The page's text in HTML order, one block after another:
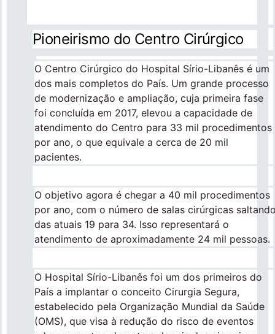
Profissionais da saúde
Pioneirismo do Centro Cirúrgico
O Centro Cirúrgico do Hospital Sírio-Libanês é um
dos mais completos do País. Um grande processo
de modernização e ampliação, cuja primeira fase
foi concluída em 2017, elevou a capacidade de
atendimento do Centro para 33 mil procedimentos
por ano, o que equivale a cerca de 20 mil
pacientes.
O objetivo agora é chegar a 40 mil procedimentos
por ano, com o número de salas cirúrgicas
das atuais 19 para 34. Isso representará o
atendimento de aproximadamente 24 mil pessoas.
O Hospital Sírio-Libanês foi um dos primeiros do
País a implantar o conceito Cirurgia Segura,
estabelecido pela Organização Mundial da Saúde
(OMS), que visa à redução do risco de eventos